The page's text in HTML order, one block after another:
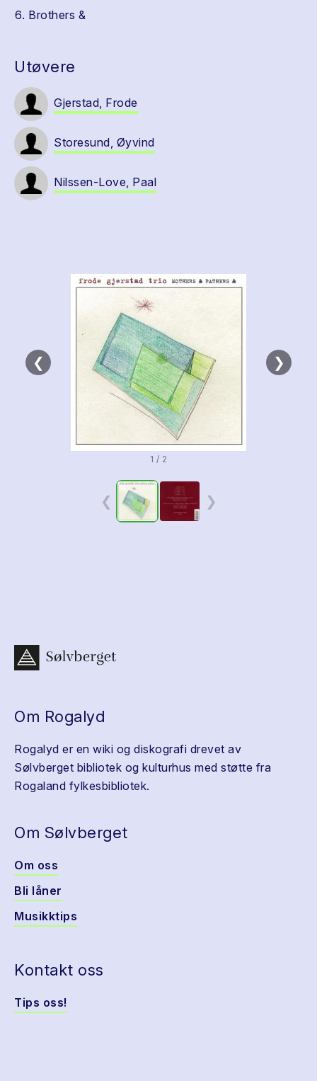
Brothers &
Utøvere
Gjerstad, Frode
Storesund, Øyvind
Nilssen-Love, Paal
❮ ❯
1 / 2
❮ ❯
Om Rogalyd
Rogalyd er en wiki og diskografi drevet av
Sølvberget bibliotek og kulturhus med støtte fra
Rogaland fylkesbibliotek.
Om Sølvberget
Om oss
Bli låner
Musikktips
Kontakt oss
Tips oss!